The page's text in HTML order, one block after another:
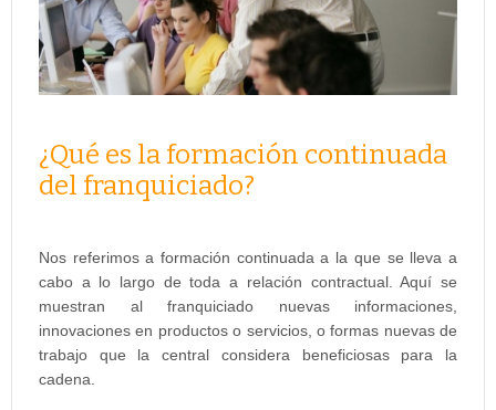
¿Qué es la formación continuada
del franquiciado?
Nos referimos a formación continuada a la que se lleva a
cabo a lo largo de toda a relación contractual. Aquí se
muestran al franquiciado nuevas informaciones,
innovaciones en productos o servicios, o formas nuevas de
trabajo que la central considera beneficiosas para la
cadena.